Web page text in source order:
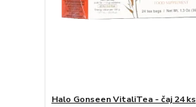
Halo Gonseen VitaliTea - čaj 24 ks